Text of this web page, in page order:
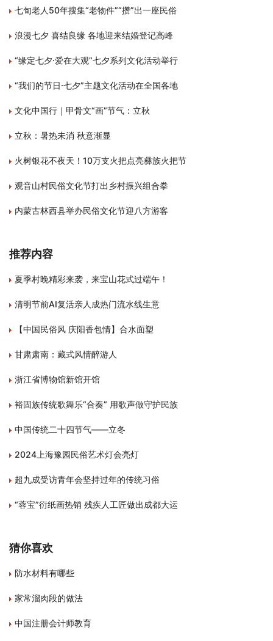
七旬老人50年搜集“老物件”“攒”出一座民俗
浪漫七夕 喜结良缘 各地迎来结婚登记高峰
“缘定七夕·爱在大观”七夕系列文化活动举行
“我们的节日·七夕”主题文化活动在全国各地
文化中国行｜甲骨文“画”节气：立秋
立秋：暑热未消 秋意渐显
火树银花不夜天！10万支火把点亮彝族火把节
观音山村民俗文化节打出乡村振兴组合拳
内蒙古林西县举办民俗文化节迎八方游客
推荐内容
夏季村晚精彩来袭，来宝山花式过端午！
清明节前AI复活亲人成热门流水线生意
【中国民俗风 庆阳香包情】合水面塑
甘肃肃南：藏式风情醉游人
浙江省博物馆新馆开馆
裕固族传统歌舞乐“合奏” 用歌声做守护民族
中国传统二十四节气——立冬
2024上海豫园民俗艺术灯会亮灯
超九成受访青年会坚持过年的传统习俗
“蓉宝”衍纸画热销 残疾人工匠做出成都大运
猜你喜欢
防水材料有哪些
家常溜肉段的做法
中国注册会计师教育